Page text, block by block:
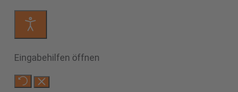
Eingabehilfen öffnen